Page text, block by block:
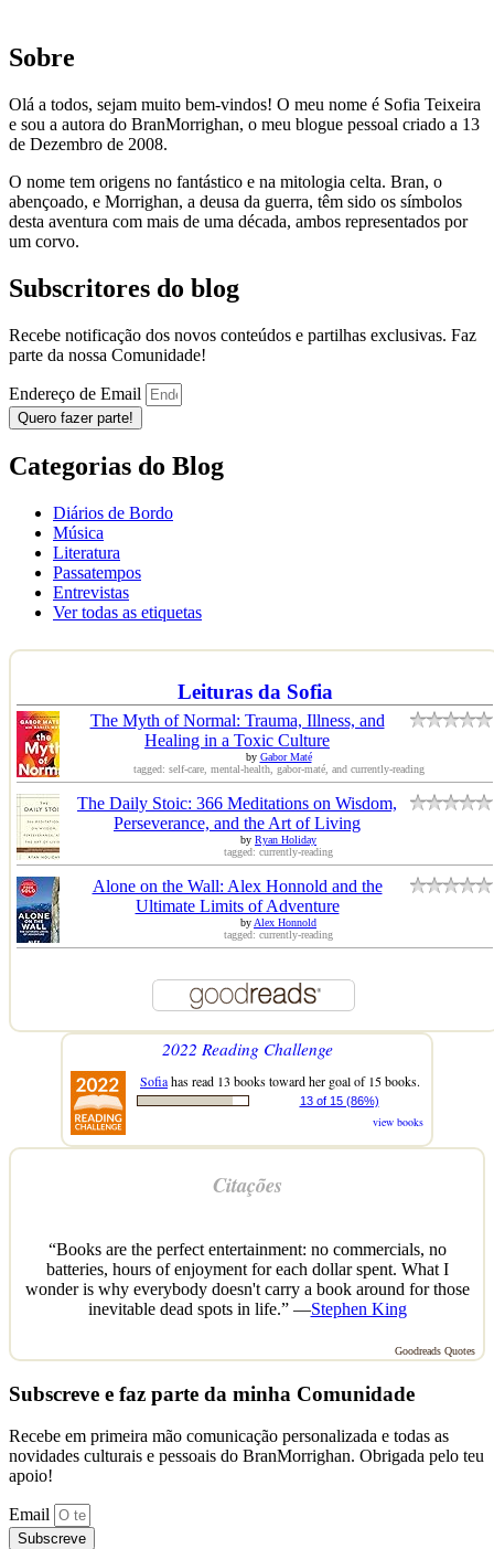
Sobre
Olá a todos, sejam muito bem-vindos! O meu nome é Sofia Teixeira
e sou a autora do BranMorrighan, o meu blogue pessoal criado a 13
de Dezembro de 2008.
O nome tem origens no fantástico e na mitologia celta. Bran, o
abençoado, e Morrighan, a deusa da guerra, têm sido os símbolos
desta aventura com mais de uma década, ambos representados por
um corvo.
Subscritores do blog
Recebe notificação dos novos conteúdos e partilhas exclusivas. Faz
parte da nossa Comunidade!
Endereço de Email
Quero fazer parte!
Categorias do Blog
Diários de Bordo
Música
Literatura
Passatempos
Entrevistas
Ver todas as etiquetas
Leituras da Sofia
The Myth of Normal: Trauma, Illness, and
Healing in a Toxic Culture
by Gabor Maté
tagged: self-care, mental-health, gabor-maté, and currently-reading
The Daily Stoic: 366 Meditations on Wisdom,
Perseverance, and the Art of Living
by Ryan Holiday
tagged: currently-reading
Alone on the Wall: Alex Honnold and the
Ultimate Limits of Adventure
byAlex Honnold
tagged: currently-reading
2022 Reading Challenge
Sofiahas read 13 books toward her goal of 15 books.
13 of 15 (86%)
view books
Citações
“Books are the perfect entertainment: no commercials, no
batteries, hours of enjoyment for each dollar spent. What I
wonder is why everybody doesn't carry a book around for those
inevitable dead spots in life.” —Stephen King
Goodreads Quotes
Subscreve e faz parte da minha Comunidade
Recebe em primeira mão comunicação personalizada e todas as
novidades culturais e pessoais do BranMorrighan. Obrigada pelo teu
apoio!
Email
Subscreve